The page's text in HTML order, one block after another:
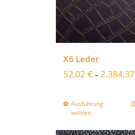
X6 Leder
52,02 € – 2.384,37
Ausführung
wählen